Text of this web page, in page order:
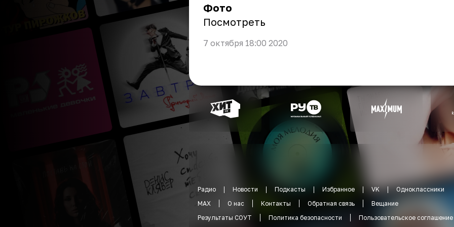
Фото
Посмотреть
7 октября 18:00 2020
Радио Новости Подкасты Избранное VK
Одноклассники
MAX
О нас Контакты Обратная связь
Вещание
Результаты СОУТ
Политика безопасности Пользовательское соглашение